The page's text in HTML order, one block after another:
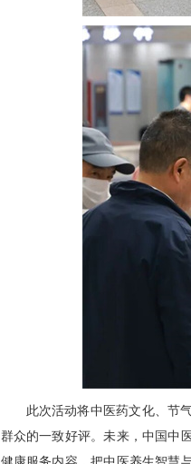
此次活动将中医药文化、节
群众的一致好评。未来，中国中